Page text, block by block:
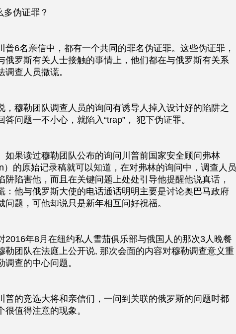
多伪证罪？
普6名亲信中，都有一个共同的罪名伪证罪。这些伪证罪，
俄罗斯有关人士接触的事情上，他们都在与俄罗斯有关系
调查人员撒谎。
，穆勒团队调查人员的询问有诱导人掉入设计好的陷阱之
答问题一不小心，就陷入“trap”， 犯下伪证罪。
如果读过穆勒团队公布的询问川普前国家安全顾问弗林
）的原始记录稿就可以知道，在对弗林的询问中，调查人员
阱陷害他，而且在关键问题上处处引导他提醒他说真话，
：他与俄罗斯大使的电话通话明明主要是讨论奥巴马政府
问题，可他却说只是新年相互问好祝福。
2016年8月在纽约私人雪茄俱乐部与俄国人的那次3人晚餐
勒团队在法庭上公开说, 那次会面的内容对穆勒调查意义重
调查的中心问题。
普的竞选大将和亲信们，一问到关联的俄罗斯的问题时都
很值得注意的现象。